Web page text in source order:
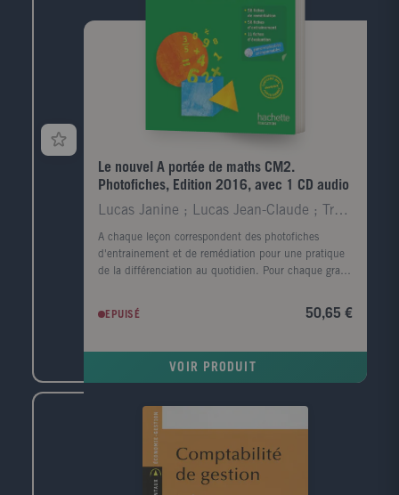
Enseigner les outils de la langue avec les productions
d'élèves aux éditions Bordas. Carole Tisset est maître
de conférences en sciences du langage à l'IUFM
intégré à l'Université de Cergy-Pontoise. Elle est
spécialiste de didactique du français en particulier
dans le domaine de l'apprentissage de la lecture et
de l'étude de la langue. Elle a publié, entre autres,
Observer, manipuler, enseigner la langue au Cycle 3
(Hachette, 2005) et Apprendre à lire au Cycle 2
Le nouvel A portée de maths CM2.
Photofiches, Edition 2016, avec 1 CD audio
Lucas Janine ; Lucas Jean-Claude ; Trossevin Marie
A chaque leçon correspondent des photofiches
d'entrainement et de remédiation pour une pratique
de la différenciation au quotidien. Pour chaque grand
et pdf pour permettre à l'enseignant de les modifier.
EPUISÉ 50,65 €
VOIR PRODUIT